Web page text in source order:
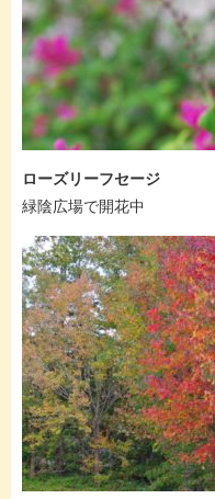
ローズリーフセージ
緑陰広場で開花中